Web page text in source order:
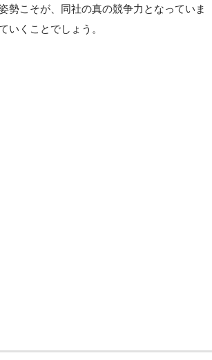
勢こそが、同社の真の競争力となっていま
いくことでしょう。